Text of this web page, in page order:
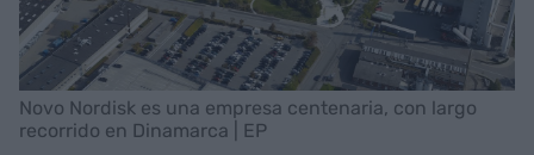
Novo Nordisk es una empresa centenaria, con largo
recorrido en Dinamarca | EP